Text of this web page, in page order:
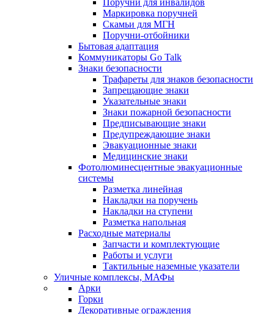
Поручни для инвалидов
Маркировка поручней
Скамьи для МГН
Поручни-отбойники
Бытовая адаптация
Коммуникаторы Go Talk
Знаки безопасности
Трафареты для знаков безопасности
Запрещающие знаки
Указательные знаки
Знаки пожарной безопасности
Предписывающие знаки
Предупреждающие знаки
Эвакуационные знаки
Медицинские знаки
Фотолюминесцентные эвакуационные
системы
Разметка линейная
Накладки на поручень
Накладки на ступени
Разметка напольная
Расходные материалы
Запчасти и комплектующие
Работы и услуги
Тактильные наземные указатели
Уличные комплексы, МАФы
Арки
Горки
Декоративные ограждения